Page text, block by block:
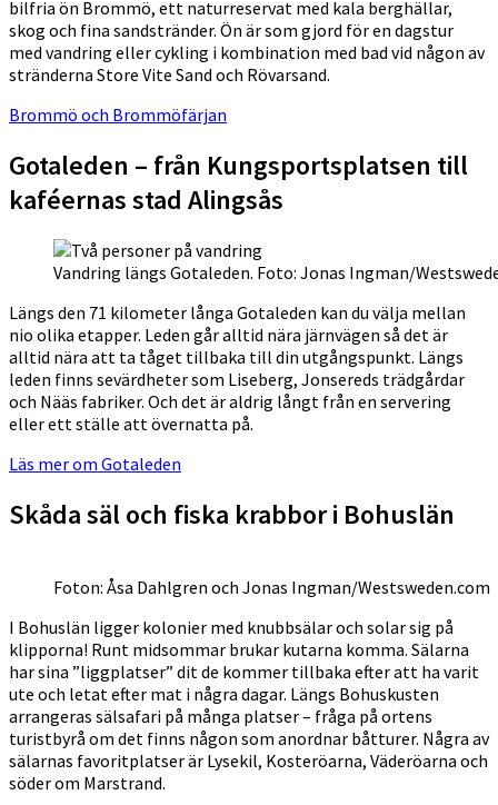
bilfria ön Brommö, ett naturreservat med kala berghällar,
skog och fina sandstränder. Ön är som gjord för en dagstur
med vandring eller cykling i kombination med bad vid någon av
stränderna Store Vite Sand och Rövarsand.
Brommö och Brommöfärjan
Gotaleden – från Kungsportsplatsen till
kaféernas stad Alingsås
Vandring längs Gotaleden. Foto: Jonas Ingman/
Längs den 71 kilometer långa Gotaleden kan du välja mellan
nio olika etapper. Leden går alltid nära järnvägen så det är
alltid nära att ta tåget tillbaka till din utgångspunkt. Längs
leden finns sevärdheter som Liseberg, Jonsereds trädgårdar
och Nääs fabriker. Och det är aldrig långt från en servering
eller ett ställe att övernatta på.
Läs mer om Gotaleden
Skåda säl och fiska krabbor i Bohuslän
Foton: Åsa Dahlgren och Jonas Ingman/Westsweden.com
I Bohuslän ligger kolonier med knubbsälar och solar sig på
klipporna! Runt midsommar brukar kutarna komma. Sälarna
har sina ”liggplatser” dit de kommer tillbaka efter att ha varit
ute och letat efter mat i några dagar. Längs Bohuskusten
arrangeras sälsafari på många platser – fråga på ortens
turistbyrå om det finns någon som anordnar båtturer. Några av
sälarnas favoritplatser är Lysekil, Kosteröarna, Väderöarna och
söder om Marstrand.